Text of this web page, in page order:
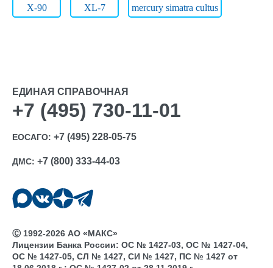
X-90 XL-7 mercury simatra cultus
ЕДИНАЯ СПРАВОЧНАЯ
+7 (495) 730-11-01
ЕОСАГО: +7 (495) 228-05-75
ДМС: +7 (800) 333-44-03
Ⓒ 1992-2026 АО «МАКС»
Лицензии Банка России: ОС № 1427-03, ОС № 1427-04,
ОС № 1427-05, СЛ № 1427, СИ № 1427, ПС № 1427 от